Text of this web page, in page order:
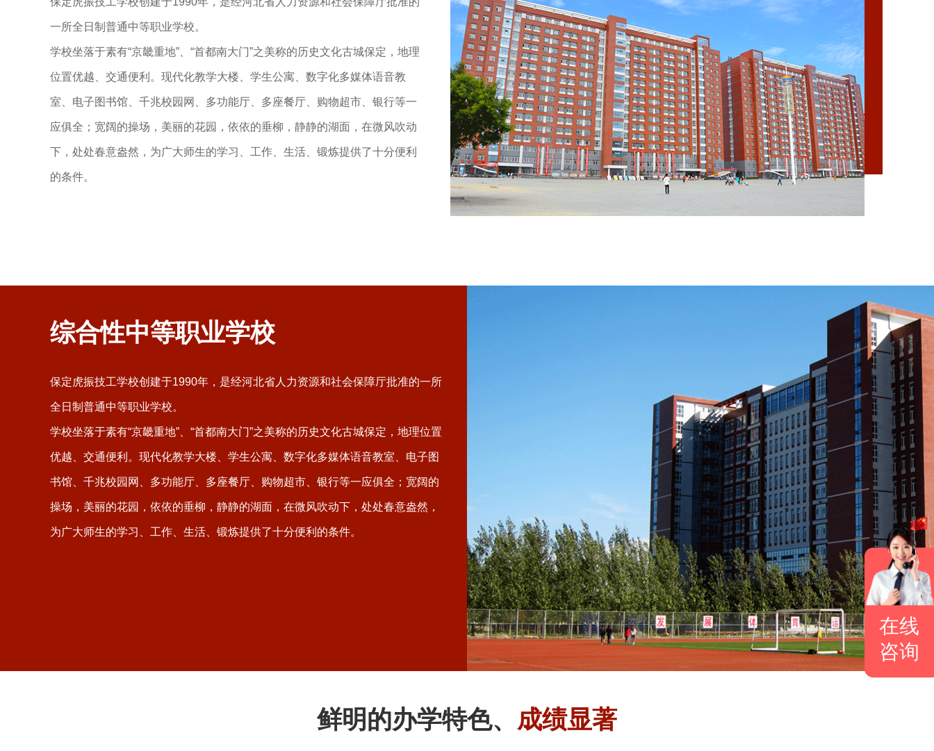
一所全日制普通中等职业学校。
学校坐落于素有“京畿重地”、“首都南大门”之美称的历史文化古城保定，地理
位置优越、交通便利。现代化教学大楼、学生公寓、数字化多媒体语音教
室、电子图书馆、千兆校园网、多功能厅、多座餐厅、购物超市、银行等一
应俱全；宽阔的操场，美丽的花园，依依的垂柳，静静的湖面，在微风吹动
下，处处春意盎然，为广大师生的学习、工作、生活、锻炼提供了十分便利
的条件。
综合性中等职业学校
保定虎振技工学校创建于1990年，是经河北省人力资源和社会保障厅批准的一所
全日制普通中等职业学校。
学校坐落于素有“京畿重地”、“首都南大门”之美称的历史文化古城保定，地理位置
优越、交通便利。现代化教学大楼、学生公寓、数字化多媒体语音教室、电子图
书馆、千兆校园网、多功能厅、多座餐厅、购物超市、银行等一应俱全；宽阔的
操场，美丽的花园，依依的垂柳，静静的湖面，在微风吹动下，处处春意盎然，
为广大师生的学习、工作、生活、锻炼提供了十分便利的条件。
鲜明的办学特色、 成绩显著
在线
咨询